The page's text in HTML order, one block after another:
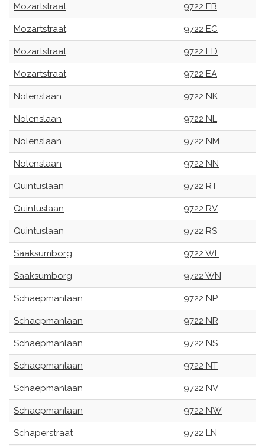
Mozartstraat 9722 EB
Mozartstraat 9722 EC
Mozartstraat 9722 ED
Mozartstraat 9722 EA
Nolenslaan 9722 NK
Nolenslaan 9722 NL
Nolenslaan 9722 NM
Nolenslaan 9722 NN
Quintuslaan 9722 RT
Quintuslaan 9722 RV
Quintuslaan 9722 RS
Saaksumborg 9722 WL
Saaksumborg 9722 WN
Schaepmanlaan 9722 NP
Schaepmanlaan 9722 NR
Schaepmanlaan 9722 NS
Schaepmanlaan 9722 NT
Schaepmanlaan 9722 NV
Schaepmanlaan 9722 NW
Schaperstraat 9722 LN